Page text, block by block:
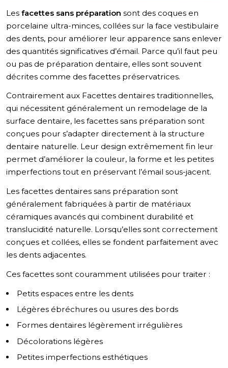
Les facettes sans préparation sont des coques en
porcelaine ultra-minces, collées sur la face vestibulaire
des dents, pour améliorer leur apparence sans enlever
des quantités significatives d’émail. Parce qu’il faut peu
ou pas de préparation dentaire, elles sont souvent
décrites comme des facettes préservatrices.
Contrairement aux Facettes dentaires traditionnelles,
qui nécessitent généralement un remodelage de la
surface dentaire, les facettes sans préparation sont
conçues pour s’adapter directement à la structure
dentaire naturelle. Leur design extrêmement fin leur
permet d’améliorer la couleur, la forme et les petites
imperfections tout en préservant l’émail sous-jacent.
Les facettes dentaires sans préparation sont
généralement fabriquées à partir de matériaux
céramiques avancés qui combinent durabilité et
translucidité naturelle. Lorsqu’elles sont correctement
conçues et collées, elles se fondent parfaitement avec
les dents adjacentes.
Ces facettes sont couramment utilisées pour traiter :
Petits espaces entre les dents
Légères ébréchures ou usures des bords
Formes dentaires légèrement irrégulières
Décolorations légères
Petites imperfections esthétiques